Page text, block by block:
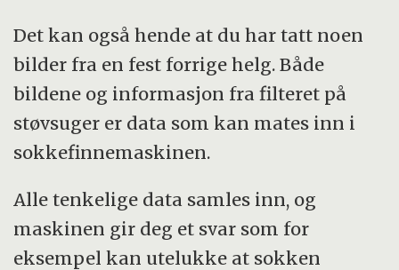
på alle fenomener der det finnes ulike
teorier og store mengder data.
I dag er om lag 70 forskere fra hele verden
tilknyttet GAMBIT-prosjektet. Seks av dem
Les mer om GAMBIT på deres nettsider her
(engelsk).
Det kan også hende at du har tatt noen
bilder fra en fest forrige helg. Både
bildene og informasjon fra filteret på
støvsuger er data som kan mates inn i
sokkefinnemaskinen.
Alle tenkelige data samles inn, og
maskinen gir deg et svar som for
eksempel kan utelukke at sokken